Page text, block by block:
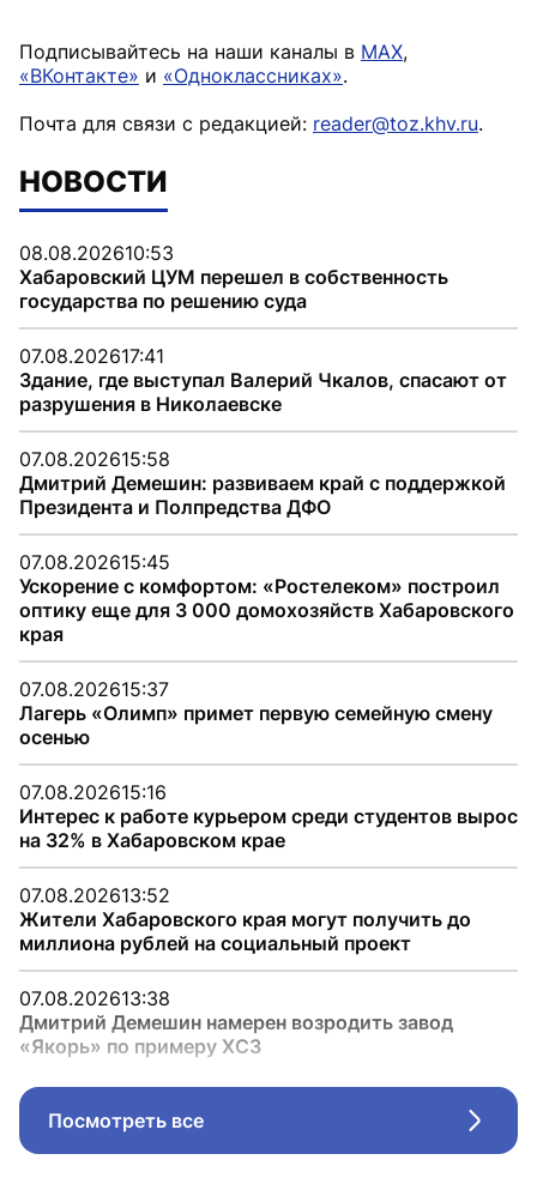
Подписывайтесь на наши каналы в MAX,
«ВКонтакте» и «Одноклассниках».
Почта для связи с редакцией: reader@toz.khv.ru.
НОВОСТИ
08.08.202610:53
Хабаровский ЦУМ перешел в собственность
государства по решению суда
07.08.202617:41
Здание, где выступал Валерий Чкалов, спасают от
разрушения в Николаевске
07.08.202615:58
Дмитрий Демешин: развиваем край с поддержкой
Президента и Полпредства ДФО
07.08.202615:45
Ускорение с комфортом: «Ростелеком» построил
оптику еще для 3 000 домохозяйств Хабаровского
края
07.08.202615:37
Лагерь «Олимп» примет первую семейную смену
осенью
07.08.202615:16
Интерес к работе курьером среди студентов вырос
на 32% в Хабаровском крае
07.08.202613:52
Жители Хабаровского края могут получить до
миллиона рублей на социальный проект
07.08.202613:38
Дмитрий Демешин намерен возродить завод
«Якорь» по примеру ХСЗ
Посмотреть все